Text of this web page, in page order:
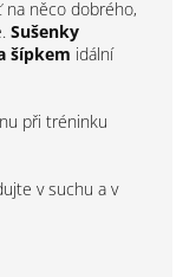
na něco dobrého,
Sušenky
šípkem idální
při tréninku
v suchu a v